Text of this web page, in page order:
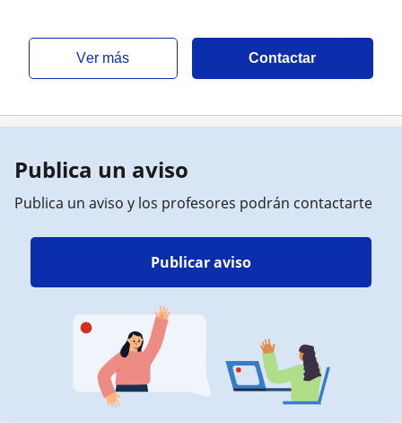
ver más Contactar
Publica un aviso
Publica un aviso y los profesores podrán contactarte
Publicar aviso